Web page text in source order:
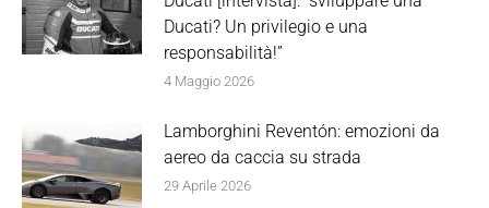
Ducati? Un privilegio e una
responsabilità!”
4 Maggio 2026
Lamborghini Reventón: emozioni da
aereo da caccia su strada
29 Aprile 2026